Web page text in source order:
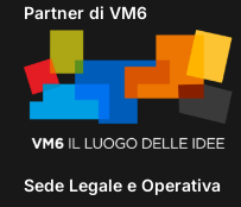
Partner di VM6
Sede Legale e Operativa